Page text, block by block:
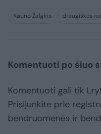
Kauno Žalgiris draugiškos
Komentuoti po šiuo
Komentuoti gali tik
Prisijunkite prie
bendruomenės ir